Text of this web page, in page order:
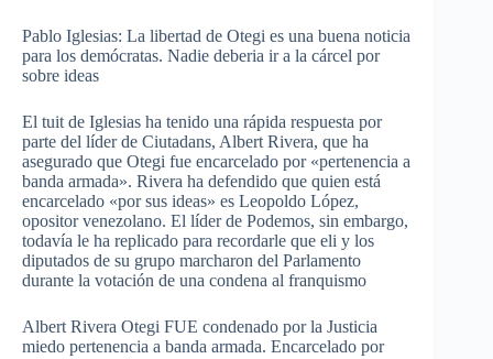
Pablo Iglesias: La libertad de Otegi es una buena noticia
para los demócratas. Nadie deberia ir a la cárcel por
sobre ideas
El tuit de Iglesias ha tenido una rápida respuesta por
parte del líder de Ciutadans, Albert Rivera, que ha
asegurado que Otegi fue encarcelado por «pertenencia a
banda armada». Rivera ha defendido que quien está
encarcelado «por sus ideas» es Leopoldo López,
opositor venezolano. El líder de Podemos, sin embargo,
todavía le ha replicado para recordarle que eli y los
diputados de su grupo marcharon del Parlamento
durante la votación de una condena al franquismo
Albert Rivera Otegi FUE condenado por la Justicia
miedo pertenencia a banda armada. Encarcelado por